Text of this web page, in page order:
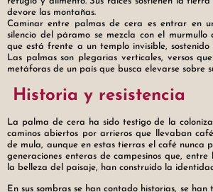
que resiste. Bajo ellas,
curva, la niebla se posa
se afirma.
devore las montañas.
Caminar entre palmas de cera es entrar en
silencio del páramo se mezcla con el murmullo
que está frente a un templo invisible, sostenido
Las palmas son plegarias verticales, versos
metáforas de un país que busca elevarse sobre
Historia y resistencia
La palma de cera ha sido testigo de la
caminos abiertos por arrieros que llevaban
de mula, aunque en estas tierras el café nunca
generaciones enteras de campesinos que,
la belleza del paisaje, han construido la
En sus sombras se han contado historias, se